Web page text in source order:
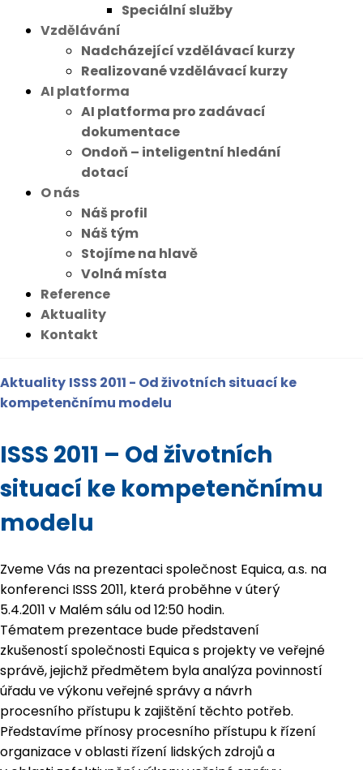
Speciální služby
Vzdělávání
Nadcházející vzdělávací kurzy
Realizované vzdělávací kurzy
AI platforma
AI platforma pro zadávací
dokumentace
Ondoň – inteligentní hledání
dotací
O nás
Náš profil
Náš tým
Stojíme na hlavě
Volná místa
Reference
Aktuality
Kontakt
Aktuality ISSS 2011 - Od životních situací ke
kompetenčnímu modelu
ISSS 2011 – Od životních
situací ke kompetenčnímu
modelu
Zveme Vás na prezentaci společnost Equica, a.s. na
konferenci ISSS 2011, která proběhne v úterý
5.4.2011 v Malém sálu od 12:50 hodin.
Tématem prezentace bude představení
zkušeností společnosti Equica s projekty ve veřejné
správě, jejichž předmětem byla analýza povinností
úřadu ve výkonu veřejné správy a návrh
procesního přístupu k zajištění těchto potřeb.
Představíme přínosy procesního přístupu k řízení
organizace v oblasti řízení lidských zdrojů a